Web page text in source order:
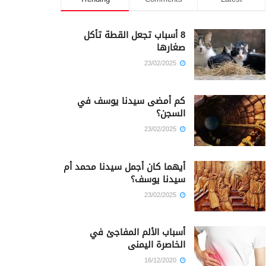
8 أسباب تجعل القطة تأكل
صغارها
كم أمضى سيدنا يوسف في
السجن؟
أيهما كان أجمل سيدنا محمد أم
سيدنا يوسف؟
أسباب الألم المفاجئ في
الخاصرة اليمنى